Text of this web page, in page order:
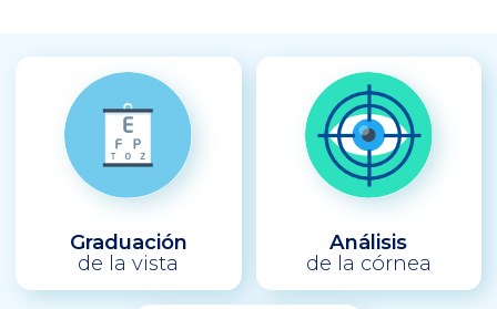
Graduación
de la vista
Análisis
de la córnea